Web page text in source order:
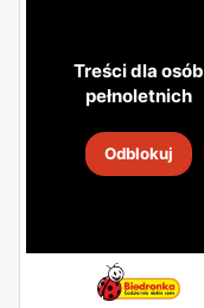
Treści dla osób
pełnoletnich
Odblokuj